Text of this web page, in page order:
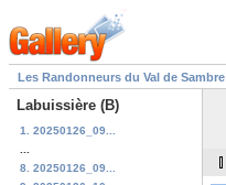
Les Randonneurs du Val de Sambre
Labuissière (B)
1. 20250126_09...
8. 20250126_09...